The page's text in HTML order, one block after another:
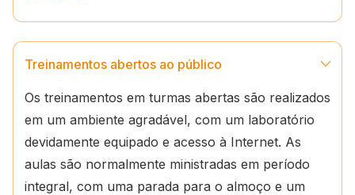
Treinamentos abertos ao público
Os treinamentos em turmas abertas são realizados
em um ambiente agradável, com um laboratório
devidamente equipado e acesso à Internet. As
aulas são normalmente ministradas em período
integral, com uma parada para o almoço e um